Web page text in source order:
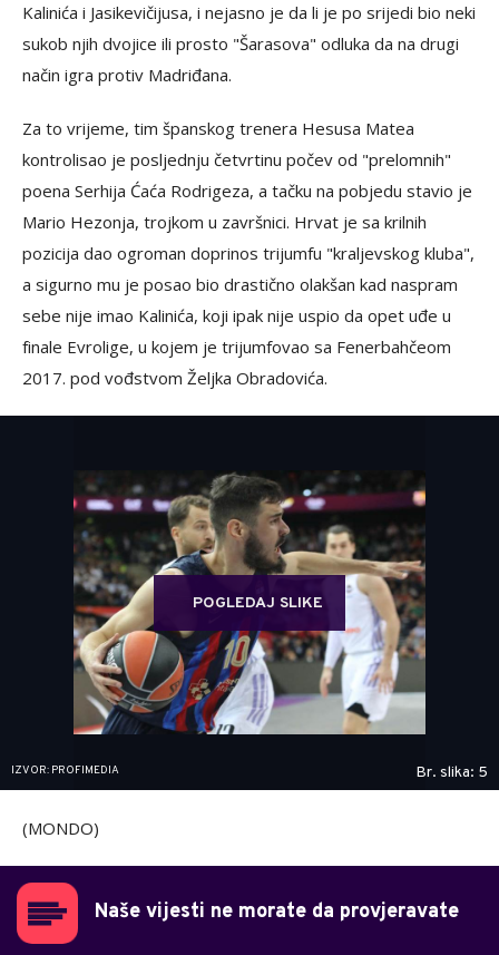
Kalinića i Jasikevičijusa, i nejasno je da li je po srijedi bio neki
sukob njih dvojice ili prosto "Šarasova" odluka da na drugi
način igra protiv Madriđana.
Za to vrijeme, tim španskog trenera Hesusa Matea
kontrolisao je posljednju četvrtinu počev od "prelomnih"
poena Serhija Ćaća Rodrigeza, a tačku na pobjedu stavio je
Mario Hezonja, trojkom u završnici. Hrvat je sa krilnih
pozicija dao ogroman doprinos trijumfu "kraljevskog kluba",
a sigurno mu je posao bio drastično olakšan kad naspram
sebe nije imao Kalinića, koji ipak nije uspio da opet uđe u
finale Evrolige, u kojem je trijumfovao sa Fenerbahčeom
2017. pod vođstvom Željka Obradovića.
POGLEDAJ SLIKE
IZVOR: PROFIMEDIA Br. slika: 5
(MONDO)
Naše vijesti ne morate da provjeravate